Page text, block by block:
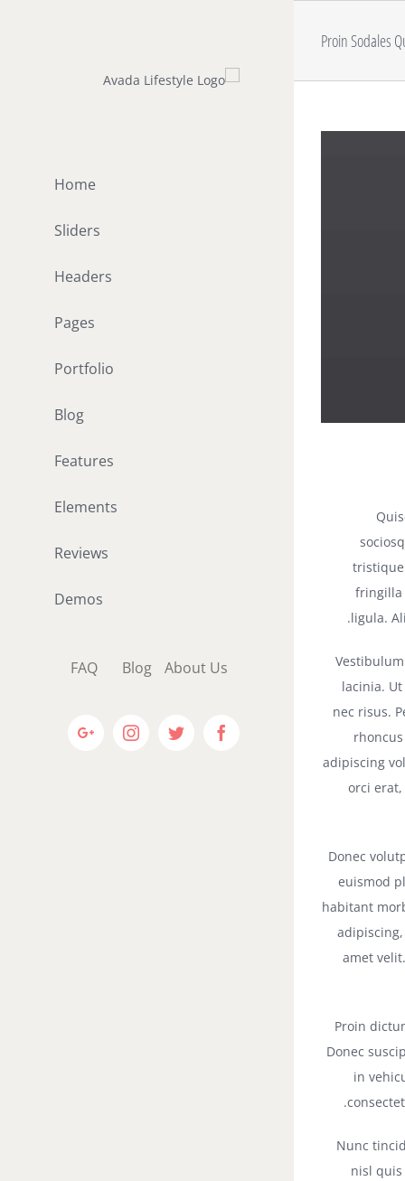
Home
Sliders
Headers
Pages
Portfolio
Blog
Features
Elements
Reviews
Demos
About Us
Blog
FAQ
Facebook
Twitter
Instagram
Google+
Proin Sodales
fringilla
ligula.
lacinia.
nec risus.
adipiscing
orci
Donec
euismod
habitant
amet
Proin
Donec
in
Nunc
nisl